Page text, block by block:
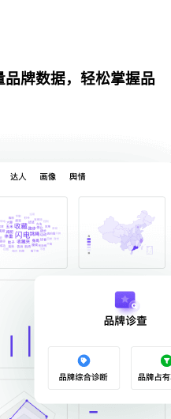
牌数据，轻松掌握品